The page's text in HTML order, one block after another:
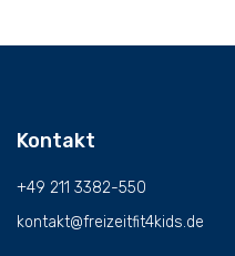
Kontakt
+49 211 3382-550
kontakt@freizeitfit4kids.de